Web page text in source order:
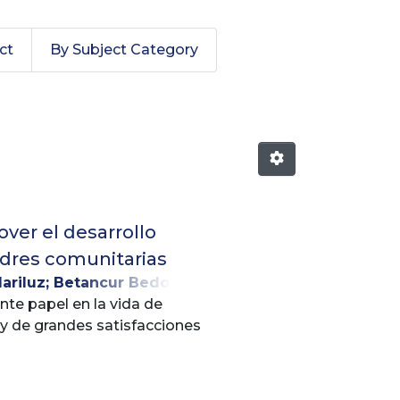
By Subject Category
el desarrollo
comunitarias
; Betancur Bedoya,
papel en la vida de
de grandes satisfacciones